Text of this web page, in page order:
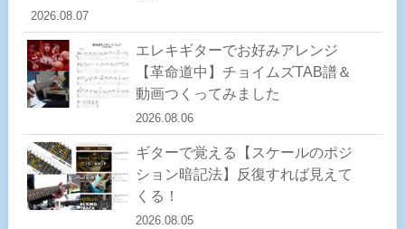
2026.08.07
エレキギターでお好みアレンジ
【革命道中】チョイムズTAB譜＆
動画つくってみました
2026.08.06
ギターで覚える【スケールのポジ
ション暗記法】反復すれば見えて
くる！
2026.08.05